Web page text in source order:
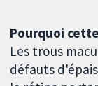
Pourquoi
Les trous
défauts